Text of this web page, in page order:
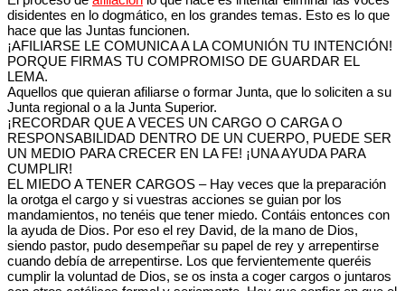
disidentes en lo dogmático, en los grandes temas. Esto es lo que
hace que las Juntas funcionen.
¡AFILIARSE LE COMUNICA A LA COMUNIÓN TU INTENCIÓN!
PORQUE FIRMAS TU COMPROMISO DE GUARDAR EL
LEMA.
Aquellos que quieran afiliarse o formar Junta, que lo soliciten a su
Junta regional o a la Junta Superior.
¡RECORDAR QUE A VECES UN CARGO O CARGA O
RESPONSABILIDAD DENTRO DE UN CUERPO, PUEDE SER
UN MEDIO PARA CRECER EN LA FE! ¡UNA AYUDA PARA
CUMPLIR!
EL MIEDO A TENER CARGOS – Hay veces que la preparación
la orotga el cargo y si vuestras acciones se guian por los
mandamientos, no tenéis que tener miedo. Contáis entonces con
la ayuda de Dios. Por eso el rey David, de la mano de Dios,
siendo pastor, pudo desempeñar su papel de rey y arrepentirse
cuando debía de arrepentirse. Los que fervientemente queréis
cumplir la voluntad de Dios, se os insta a coger cargos o juntaros